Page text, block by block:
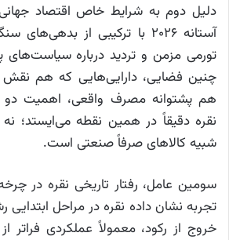
دلیل دوم به شرایط خاص اقتصاد
آستانه ۲۰۲۶ با ترکیبی از
تورمی مزمن و تردید درباره
چنین فضایی، دارایی‌هایی که هم
هم پشتوانه مصرف واقعی، اهمیت دو
نقره دقیقاً در همین نقطه می‌ایستد؛
شبیه کالاهای صرفاً صنعتی است.
سومین عامل، رفتار تاریخی نقره در
تجربه نشان داده نقره در مراحل
خروج از رکود، معمولاً عملکردی فراتر